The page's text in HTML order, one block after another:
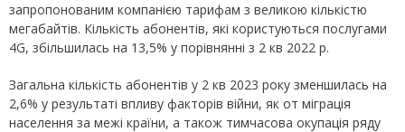
запропонованим компанією тарифам з великою кількістю
мегабайтів. Кількість абонентів, які користуються послугами
4G, збільшилась на 13,5% у порівнянні з 2 кв 2022 р.
Загальна кількість абонентів у 2 кв 2023 року зменшилась на
2,6% у результаті впливу факторів війни, як от міграція
населення за межі країни, а також тимчасова окупація ряду